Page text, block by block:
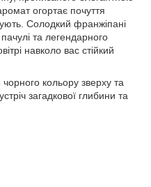
огортає почуття
Солодкий франжіпані
та легендарного
навколо вас стійкий
кольору зверху та
загадкової глибини та